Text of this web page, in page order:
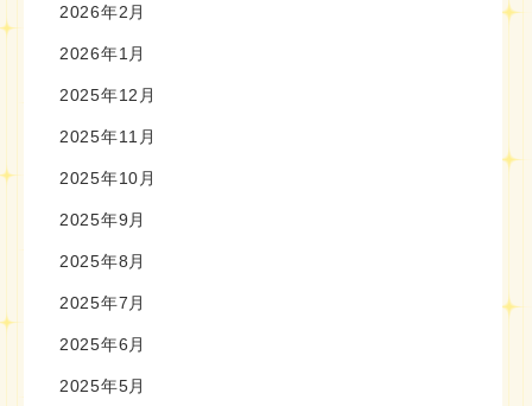
2026年2月
2026年1月
2025年12月
2025年11月
2025年10月
2025年9月
2025年8月
2025年7月
2025年6月
2025年5月